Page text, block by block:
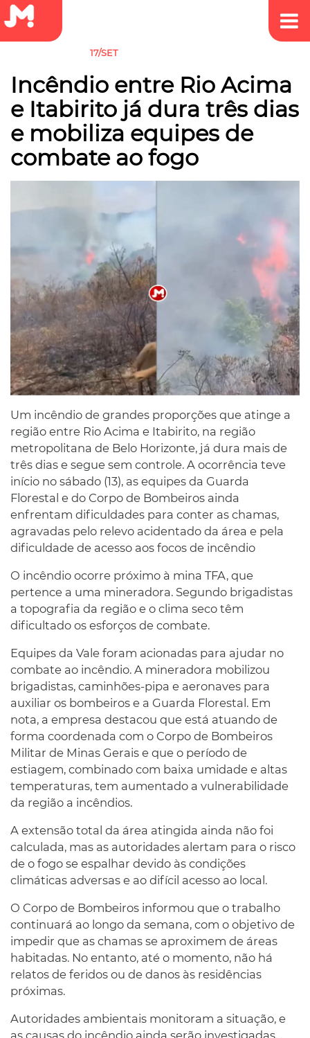
17/SET
Incêndio entre Rio Acima
e Itabirito já dura três dias
e mobiliza equipes de
combate ao fogo
Um incêndio de grandes proporções que atinge a
região entre Rio Acima e Itabirito, na região
metropolitana de Belo Horizonte, já dura mais de
três dias e segue sem controle. A ocorrência teve
início no sábado (13), as equipes da Guarda
Florestal e do Corpo de Bombeiros ainda
enfrentam dificuldades para conter as chamas,
agravadas pelo relevo acidentado da área e pela
dificuldade de acesso aos focos de incêndio
O incêndio ocorre próximo à mina TFA, que
pertence a uma mineradora. Segundo brigadistas
a topografia da região e o clima seco têm
dificultado os esforços de combate.
Equipes da Vale foram acionadas para ajudar no
combate ao incêndio. A mineradora mobilizou
brigadistas, caminhões-pipa e aeronaves para
auxiliar os bombeiros e a Guarda Florestal. Em
nota, a empresa destacou que está atuando de
forma coordenada com o Corpo de Bombeiros
Militar de Minas Gerais e que o período de
estiagem, combinado com baixa umidade e altas
temperaturas, tem aumentado a vulnerabilidade
da região a incêndios.
A extensão total da área atingida ainda não foi
calculada, mas as autoridades alertam para o risco
de o fogo se espalhar devido às condições
climáticas adversas e ao difícil acesso ao local.
O Corpo de Bombeiros informou que o trabalho
continuará ao longo da semana, com o objetivo de
impedir que as chamas se aproximem de áreas
habitadas. No entanto, até o momento, não há
relatos de feridos ou de danos às residências
próximas.
Autoridades ambientais monitoram a situação, e